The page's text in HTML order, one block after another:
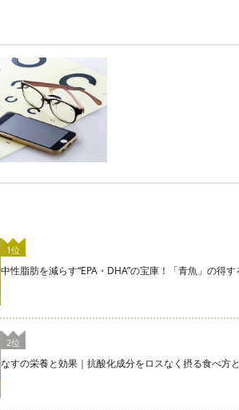
1位
中性脂肪を減らす“EPA・DHA”の宝庫！「青魚」の得
2位
なすの栄養と効果｜抗酸化成分をロスなく摂る食べ方